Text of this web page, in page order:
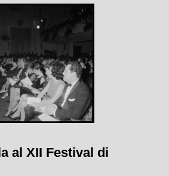
al XII Festival di